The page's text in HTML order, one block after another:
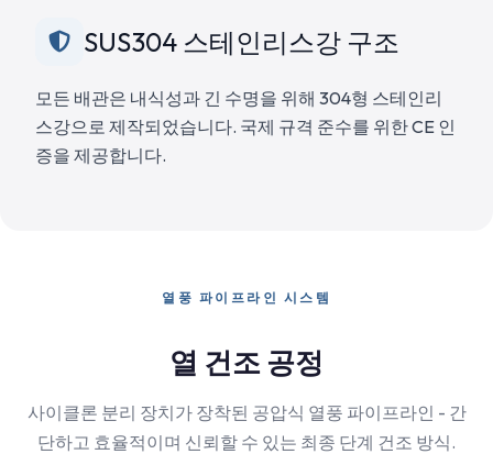
SUS304 스테인리스강 구조
모든 배관은 내식성과 긴 수명을 위해 304형 스테인리
스강으로 제작되었습니다. 국제 규격 준수를 위한 CE 인
증을 제공합니다.
열풍 파이프라인 시스템
열 건조 공정
사이클론 분리 장치가 장착된 공압식 열풍 파이프라인 - 간
단하고 효율적이며 신뢰할 수 있는 최종 단계 건조 방식.